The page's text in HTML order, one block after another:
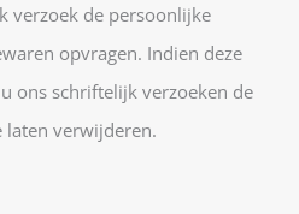
verzoek de persoonlijke
opvragen. Indien deze
ons schriftelijk verzoeken de
laten verwijderen.